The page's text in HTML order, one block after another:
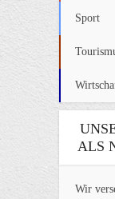
Sport
ALS
Wir